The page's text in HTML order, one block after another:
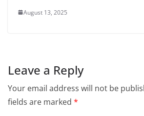
August 13, 2025
Leave a Reply
Your email address will not be
fields are marked *